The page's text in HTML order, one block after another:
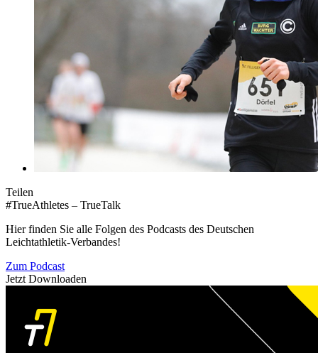
Teilen
#TrueAthletes – TrueTalk
Hier finden Sie alle Folgen des Podcasts des Deutschen
Leichtathletik-Verbandes!
Zum Podcast
Jetzt Downloaden